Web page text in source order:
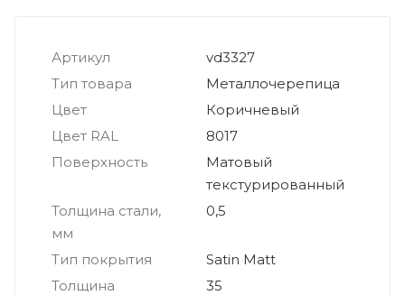
Артикул
vd3327
Тип товара
Металлочерепица
Цвет
Коричневый
Цвет RAL
8017
Поверхность
Матовый
текстурированный
Толщина стали,
мм
0,5
Тип покрытия
Satin Matt
Толщина
35